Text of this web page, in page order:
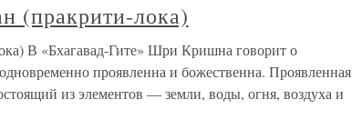
(пракрити-лока)
В «Бхагавад-Гите» Шри Кришна говорит о
проявленна и божественна. Проявленная
из элементов — земли, воды, огня, воздуха и